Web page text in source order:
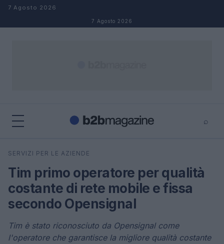
Salta al contenuto
7 Agosto 2026
7 Agosto 2026
⌕
Cerca
SERVIZI PER LE AZIENDE
Tim primo operatore per qualità
costante di rete mobile e fissa
secondo Opensignal
Tim è stato riconosciuto da Opensignal come
l'operatore che garantisce la migliore qualità costante